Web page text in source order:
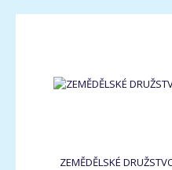
ZEMĚDĚLSKÉ